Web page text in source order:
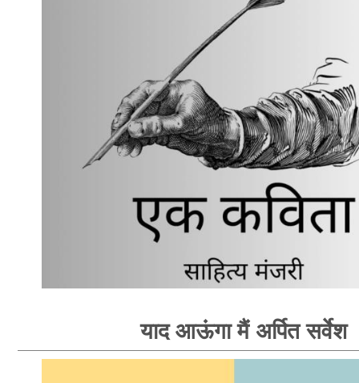
याद आऊंगा मैं अर्पित सर्वेश